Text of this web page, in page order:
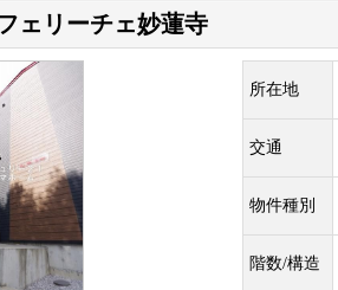
ェリーチェ妙蓮寺
所在地
交通
物件種別
階数/構造